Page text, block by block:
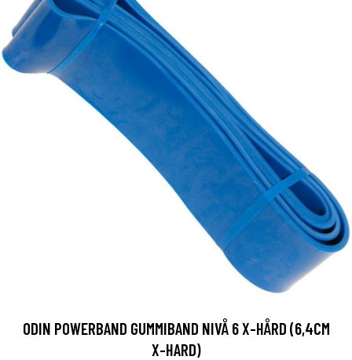
ODIN POWERBAND GUMMIBAND NIVÅ 6 X-HÅRD (6,4CM
X-HARD)